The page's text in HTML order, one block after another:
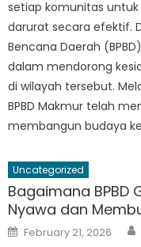
setiap komunitas
darurat secara efektif.
Bencana Daerah
dalam mendorong
di wilayah tersebut.
BPBD Makmur telah
membangun budaya
Uncategorized
Bagaimana
Nyawa dan
Posted
on
February 21, 2026